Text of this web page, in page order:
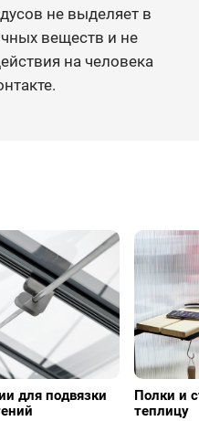
не выделяет в
веществ и не
на человека
для подвязки
Полки и
теплицу